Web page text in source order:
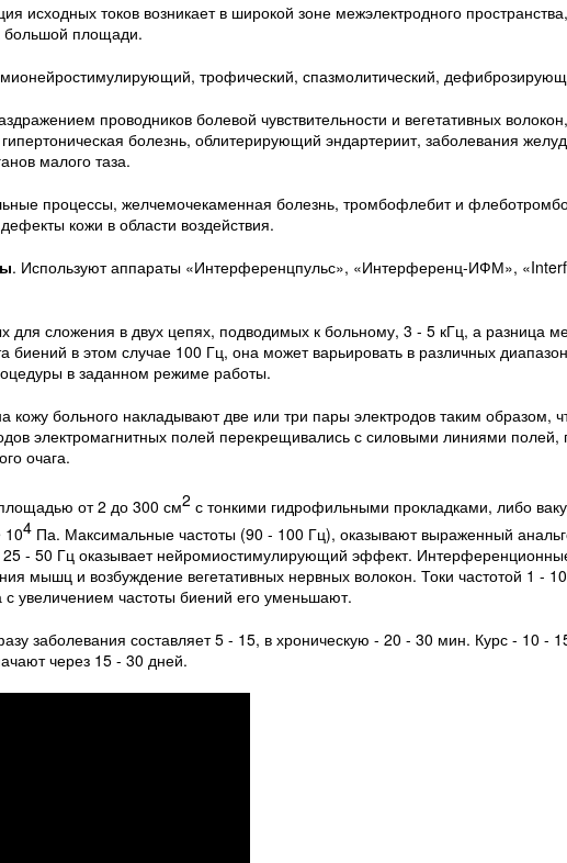
исходных токов возника­ет в широкой зоне межэлектродного
большой площади.
мионейростимулирующий, трофический, спазмолитический,
проводников болевой чувствительности и вегетативных
болезнь, облитерирую­щий эндартериит, заболевания
малого таза.
процессы, желчемо­чекаменная болезнь, тромбофлебит и
кожи в области воздействия.
. Используют аппараты «Интерференцпульс», «Интерференц-ИФМ»,
для сложения в двух це­пях, подводимых к больному, 3 - 5 кГц, а разница
биений в этом случае 100 Гц, она может варьировать в различных
в заданном режиме работы.
кожу больного наклады­вают две или три пары электродов таким образом,
электромагнитных полей перекре­щивались с силовыми линиями
очага.
от 2 до 300 см2 с тонкими гидрофильными прокладками, либо
104Па. Максимальные частоты (90 - 100 Гц), оказывают выраженный
- 50 Гц оказывает нейромиостимулирующий эффект. Интерференционные
мышц и возбуждение вегетативных нервных волокон. Токи час­тотой 1 -
уве­личением частоты биений его уменьшают.
заболевания составляет 5 - 15, в хроническую - 20 - 30 мин. Курс - 10 -
через 15 - 30 дней.